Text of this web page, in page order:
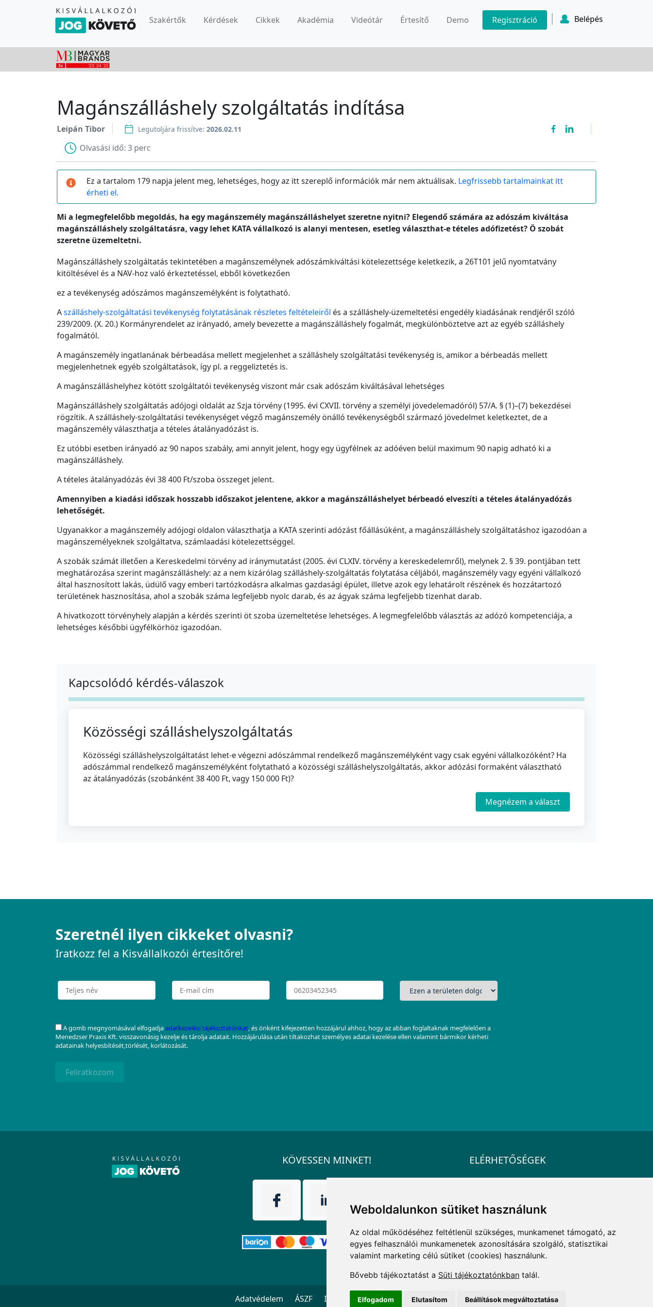
Weboldalunkon sütiket használunk
Az oldal működéséhez feltétlenül szükséges, munkamenet támogató, az
egyes felhasználói munkamenetek azonosítására szolgáló, statisztikai
valamint marketing célú sütiket (cookies) használunk.
Bővebb tájékoztatást a Süti tájékoztatónkban talál.
Elfogadom Elutasítom Beállítások megváltoztatása
Szakértők Kérdések Cikkek Akadémia Videótár Értesítő Demo Regisztráció Belépés
Magánszálláshely szolgáltatás indítása
Leipán Tibor Legutoljára frissítve: 2026.02.11
Olvasási idő: 3 perc
Ez a tartalom 179 napja jelent meg, lehetséges, hogy az itt szereplő információk már nem aktuálisak. Legfrissebb tartalmainkat itt
érheti el.
Mi a legmegfelelőbb megoldás, ha egy magánszemély magánszálláshelyet szeretne nyitni? Elegendő számára az adószám kiváltása
magánszálláshely szolgáltatásra, vagy lehet KATA vállalkozó is alanyi mentesen, esetleg választhat-e tételes adófizetést? Ö szobát
szeretne üzemeltetni.
Magánszálláshely szolgáltatás tekintetében a magánszemélynek adószámkiváltási kötelezettsége keletkezik, a 26T101 jelű nyomtatvány
kitöltésével és a NAV-hoz való érkeztetéssel, ebből következően
ez a tevékenység adószámos magánszemélyként is folytatható.
Aszálláshely-szolgáltatási tevékenység folytatásának részletes feltételeiről és a szálláshely-üzemeltetési engedély kiadásának rendjéről szóló
239/2009. (X. 20.) Kormányrendelet az irányadó, amely bevezette a magánszálláshely fogalmát, megkülönböztetve azt az egyéb szálláshely
fogalmától.
A magánszemély ingatlanának bérbeadása mellett megjelenhet a szálláshely szolgáltatási tevékenység is, amikor a bérbeadás mellett
megjelenhetnek egyéb szolgáltatások, így pl. a reggeliztetés is.
A magánszálláshelyhez kötött szolgáltatói tevékenység viszont már csak adószám kiváltásával lehetséges
Magánszálláshely szolgáltatás adójogi oldalát az Szja törvény (1995. évi CXVII. törvény a személyi jövedelemadóról) 57/A. § (1)–(7) bekezdései
rögzítik. A szálláshely-szolgáltatási tevékenységet végző magánszemély önálló tevékenységből származó jövedelmet keletkeztet, de a
magánszemély választhatja a tételes átalányadózást is.
Ez utóbbi esetben irányadó az 90 napos szabály, ami annyit jelent, hogy egy ügyfélnek az adóéven belül maximum 90 napig adható ki a
magánszálláshely.
A tételes átalányadózás évi 38 400 Ft/szoba összeget jelent.
Amennyiben a kiadási időszak hosszabb időszakot jelentene, akkor a magánszálláshelyet bérbeadó elveszíti a tételes átalányadózás
lehetőségét.
Ugyanakkor a magánszemély adójogi oldalon választhatja a KATA szerinti adózást főállásúként, a magánszálláshely szolgáltatáshoz igazodóan a
magánszemélyeknek szolgáltatva, számlaadási kötelezettséggel.
A szobák számát illetően a Kereskedelmi törvény ad iránymutatást (2005. évi CLXIV. törvény a kereskedelemről), melynek 2. § 39. pontjában tett
meghatározása szerint magánszálláshely: az a nem kizárólag szálláshely-szolgáltatás folytatása céljából, magánszemély vagy egyéni vállalkozó
által hasznosított lakás, üdülő vagy emberi tartózkodásra alkalmas gazdasági épület, illetve azok egy lehatárolt részének és hozzátartozó
területének hasznosítása, ahol a szobák száma legfeljebb nyolc darab, és az ágyak száma legfeljebb tizenhat darab.
A hivatkozott törvényhely alapján a kérdés szerinti öt szoba üzemeltetése lehetséges. A legmegfelelőbb választás az adózó kompetenciája, a
lehetséges későbbi ügyfélkörhöz igazodóan.
Kapcsolódó kérdés-válaszok
Közösségi szálláshelyszolgáltatás
Közösségi szálláshelyszolgáltatást lehet-e végezni adószámmal rendelkező magánszemélyként vagy csak egyéni vállalkozóként? Ha
adószámmal rendelkező magánszemélyként folytatható a közösségi szálláshelyszolgáltatás, akkor adózási formaként választható
az átalányadózás (szobánként 38 400 Ft, vagy 150 000 Ft)?
Megnézem a választ
Szeretnél ilyen cikkeket olvasni?
Iratkozz fel a Kisvállalkozói értesítőre!
A gomb megnyomásával elfogadjaadatkezelési tájékoztatónkat, és önként kifejezetten hozzájárul ahhoz, hogy az abban foglaltaknak megfelelően a
Menedzser Praxis Kft. visszavonásig kezelje és tárolja adatait. Hozzájárulása után tiltakozhat személyes adatai kezelése ellen valamint bármikor kérheti
adatainak helyesbítését,törlését, korlátozását.
Feliratkozom
KÖVESSEN MINKET! ELÉRHETŐSÉGEK
info@mprx.hu
Adatvédelem ÁSZF Impresszum Kapcsolat